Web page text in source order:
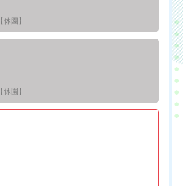
【休園】
【休園】